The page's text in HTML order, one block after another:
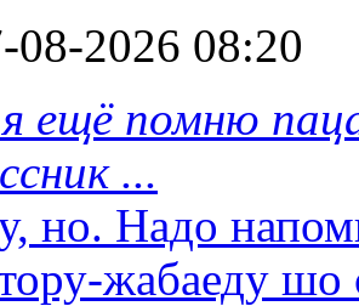
08-2026 08:20
ещё помню
...
но. Надо
жабаеду